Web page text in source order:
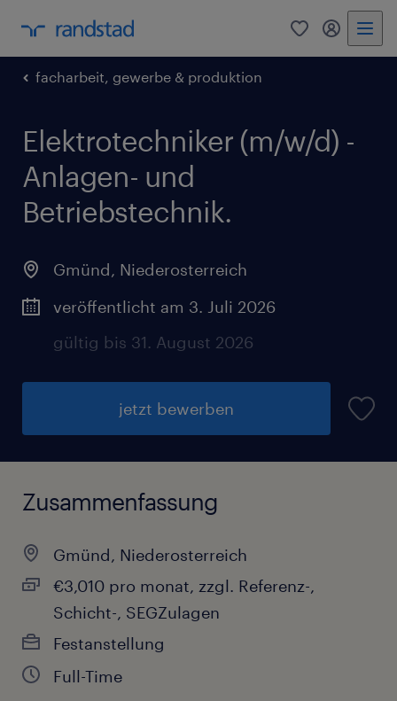
0 Mein
facharbeit, gewerbe & produktion
Elektrotechniker (m/w/d) -
Anlagen- und
Betriebstechnik.
Gmünd, Niederosterreich
veröffentlicht am 3. Juli 2026
gültig bis 31. August 2026
jetzt bewerben
Zusammenfassung
Gmünd, Niederosterreich
€3,010 pro monat, zzgl. Referenz-,
Schicht-, SEGZulagen
Festanstellung
Full-Time